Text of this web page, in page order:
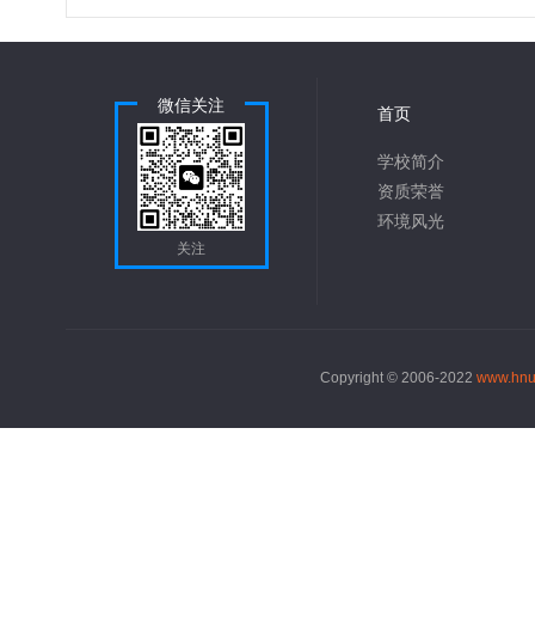
微信关注
关注
首页
学校简介
资质荣誉
环境风光
Copyright © 2006-2022